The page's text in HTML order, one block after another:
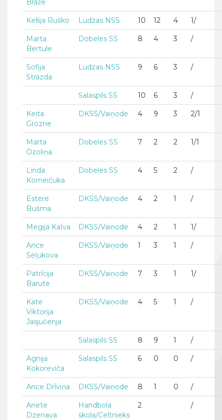
Braže
Kellija Ruško Ludzas NSS 10 12 4 1/
Marta
Bertule
Dobeles SS 8 4 3 /
Sofija
Strazda
Ludzas NSS 9 6 3 /
Salaspils SS 10 6 3 /
Keita
Grozne
DKSS/Vaiņode 4 9 3 2/1
Marta
Ozoliņa
Dobeles SS 7 2 2 1/1
Linda
Korneičuka
Dobeles SS 4 5 2 /
Estere
Bušma
DKSS/Vaiņode 4 2 1 /
Megija Kaļva DKSS/Vaiņode 4 2 1 1/
Ance
Seļukova
DKSS/Vaiņode 1 3 1 /
Patrīcija
Barute
DKSS/Vaiņode 7 3 1 1/
Kate
Viktorija
Jasjučenja
DKSS/Vaiņode 4 5 1 /
Salaspils SS 8 9 1 /
Agnija
Kokoreviča
Salaspils SS 6 0 0 /
Ance Drīviņa DKSS/Vaiņode 8 1 0 /
Anete
Dzenava
Handbola
skola/Celtnieks
2 /